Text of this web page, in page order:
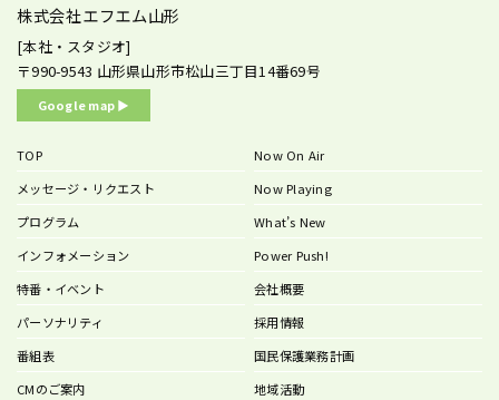
株式会社エフエム山形
[本社・スタジオ]
〒990-9543 山形県山形市松山三丁目14番69号
Google map ▶︎
TOP
メッセージ・リクエスト
プログラム
インフォメーション
特番・イベント
パーソナリティ
番組表
CMのご案内
Now On Air
Now Playing
What’s New
Power Push!
会社概要
採用情報
国民保護業務計画
地域活動